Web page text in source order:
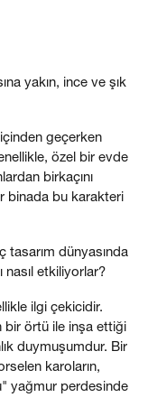
yakın, ince ve şık
geçerken
özel bir evde
birkaçını
binada bu karakteri
tasarım dünyasında
nasıl etkiliyorlar?
ilgi çekicidir.
bir örtü ile inşa ettiği
duymuşumdur. Bir
karoların,
yağmur perdesinde